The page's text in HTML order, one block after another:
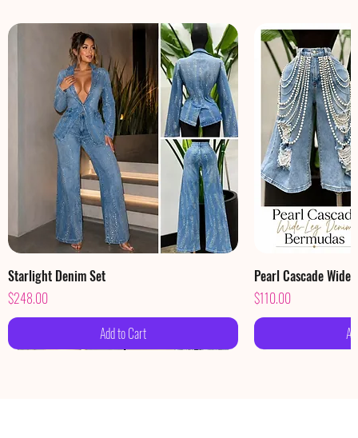
Starlight Denim Set
Price
$248.00
Add to Cart
Pearl Cascade
Price
$110.00